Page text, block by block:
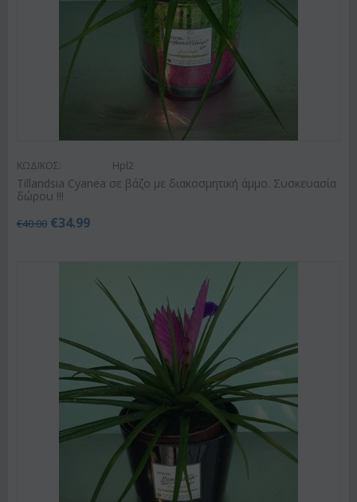
ΚΩΔΙΚΟΣ: Hpl2
Tillandsia Cyanea σε βάζο με διακοσμητική άμμο. Συσκευασία
δώρου !!!
€40.00 €34.99